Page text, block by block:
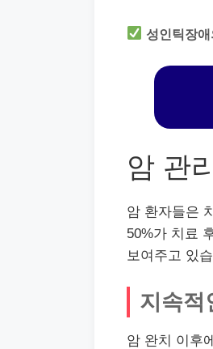
성인틱장
암 관
암 환자들은
50%가 치료
보여주고 있
지속적
암 완치 이후